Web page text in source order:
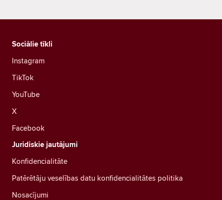
Sociālie tīkli
Instagram
TikTok
YouTube
X
Facebook
Juridiskie jautājumi
Konfidencialitāte
Patērētāju veselības datu konfidencialitātes politika
Nosacījumi